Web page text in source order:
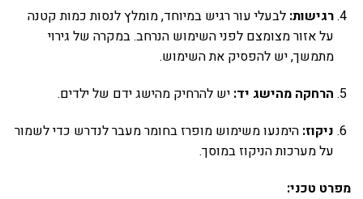
רגישות: לבעלי עור רגיש במיוחד, מומלץ לנסות כמות קטנה
על אזור מצומצם לפני השימוש הנרחב. במקרה של גירוי
מתמשך, יש להפסיק את השימוש.
הרחקה מהישג יד: יש להרחיק מהישג ידם של ילדים.
ניקוז: הימנעו משימוש מופרז בחומר מעבר לנדרש כדי לשמור
על מערכות הניקוז במוסך.
מפרט טכני: